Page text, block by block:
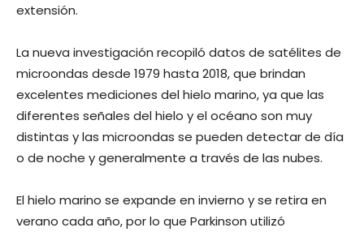
extensión.
La nueva investigación recopiló datos de satélites de
microondas desde 1979 hasta 2018, que brindan
excelentes mediciones del hielo marino, ya que las
diferentes señales del hielo y el océano son muy
distintas y las microondas se pueden detectar de día
o de noche y generalmente a través de las nubes.
El hielo marino se expande en invierno y se retira en
verano cada año, por lo que Parkinson utilizó